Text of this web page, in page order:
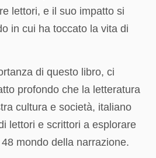
lettori, e il suo impatto si
in cui ha toccato la vita di
di questo libro, ci
profondo che la letteratura
cultura e società, italiano
lettori e scrittori a esplorare
mondo della narrazione.